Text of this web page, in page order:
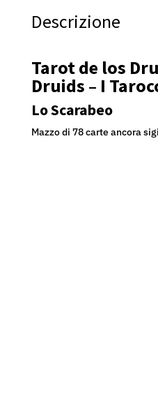
DRUIDAS
OF
DRUIDS
-
TAROCCHI
Descrizione
Tarot de los
Druids – I
Lo Scarabeo
Mazzo di 78 carte ancora